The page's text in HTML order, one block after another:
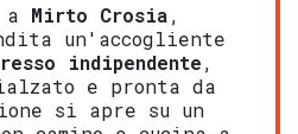
Mirto Crosia,
un'accogliente
indipendente,
e pronta da
si apre su un